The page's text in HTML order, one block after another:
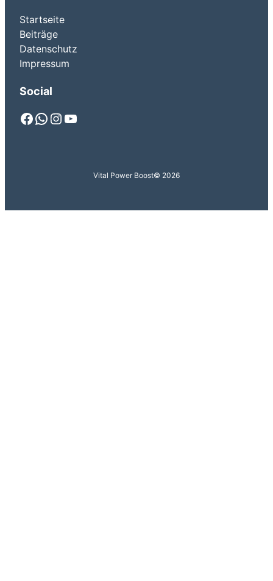
Startseite
Beiträge
Datenschutz
Impressum
Social
Facebook WhatsApp Instagram YouTube
Vital Power Boost© 2026